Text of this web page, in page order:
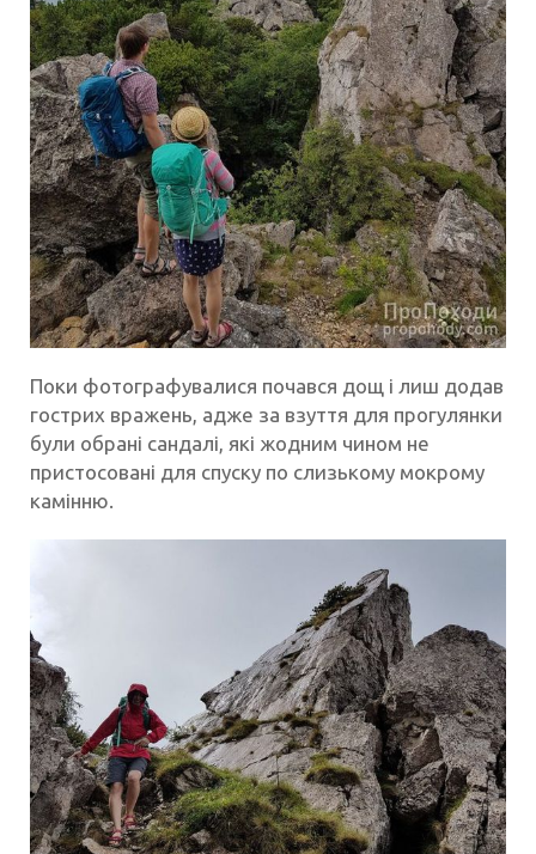
Поки фотографувалися почався дощ і лиш додав
гострих вражень, адже за взуття для прогулянки
були обрані сандалі, які жодним чином не
пристосовані для спуску по слизькому мокрому
камінню.